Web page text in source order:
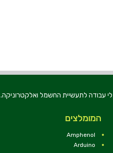
סוללות וכלי עבודה לתעשיית החשמל ואלקטרוניקה.
המומלצים
Amphenol
Arduino